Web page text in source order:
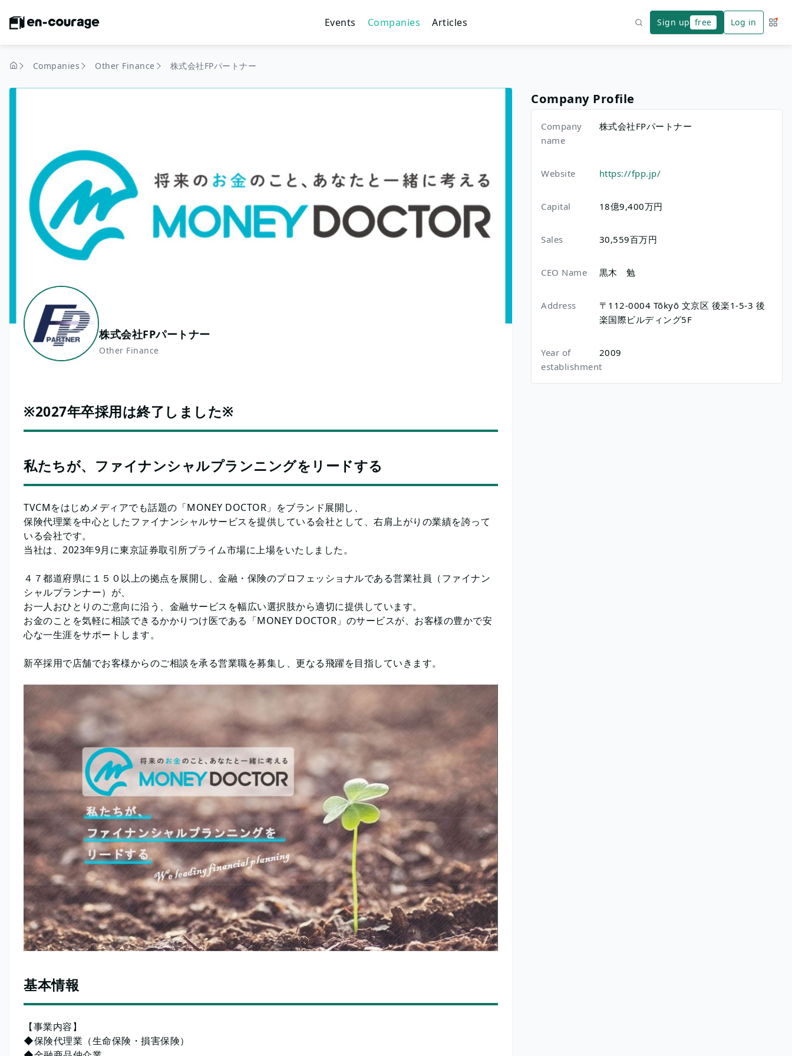
Events Companies Articles Search
Sign up free Log in
home Companies Other Finance 株式会社FPパートナー
株式会社FPパートナー
Other Finance
※2027年卒採用は終了しました※
私たちが、ファイナンシャルプランニングをリードする
TVCMをはじめメディアでも話題の「MONEY DOCTOR」をブランド展開し、
保険代理業を中心としたファイナンシャルサービスを提供している会社として、右肩上がりの業績を誇って
いる会社です。
当社は、2023年9月に東京証券取引所プライム市場に上場をいたしました。
４７都道府県に１５０以上の拠点を展開し、金融・保険のプロフェッショナルである営業社員（ファイナン
シャルプランナー）が、
お一人おひとりのご意向に沿う、金融サービスを幅広い選択肢から適切に提供しています。
お金のことを気軽に相談できるかかりつけ医である「MONEY DOCTOR」のサービスが、お客様の豊かで安
心な一生涯をサポートします。
新卒採用で店舗でお客様からのご相談を承る営業職を募集し、更なる飛躍を目指していきます。
基本情報
【事業内容】
◆保険代理業（生命保険・損害保険）
Company Profile
Company
name
株式会社FPパートナー
Website https://fpp.jp/
Capital 18億9,400万円
Sales 30,559百万円
CEO Name 黒木 勉
Address 〒112-0004 Tōkyō 文京区 後楽1-5-3 後
楽国際ビルディング5F
Year of
establishment
2009